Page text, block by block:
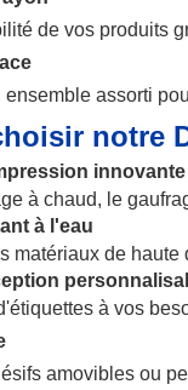
de vos produits
assorti
notre
innovante
à chaud, le
à l'eau
matériaux de
à vos
amovibles ou